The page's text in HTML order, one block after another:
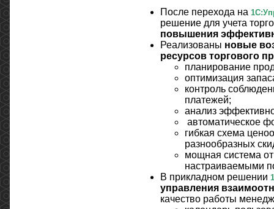
После перехода на
решение для учета
повышения
Реализованы новые
ресурсов торгового
планирование
оптимизация
контроль
платежей;
анализ
автоматическое
гибкая схема
разнообразных
мощная система
настраиваемыми
В прикладном решении
управления
качество работы